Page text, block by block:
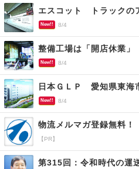
エスコット トラックの
New!! 8/4
整備工場は「開店休業
New!! 8/4
New!! 8/4
物流メルマガ登録無料！
【PR】